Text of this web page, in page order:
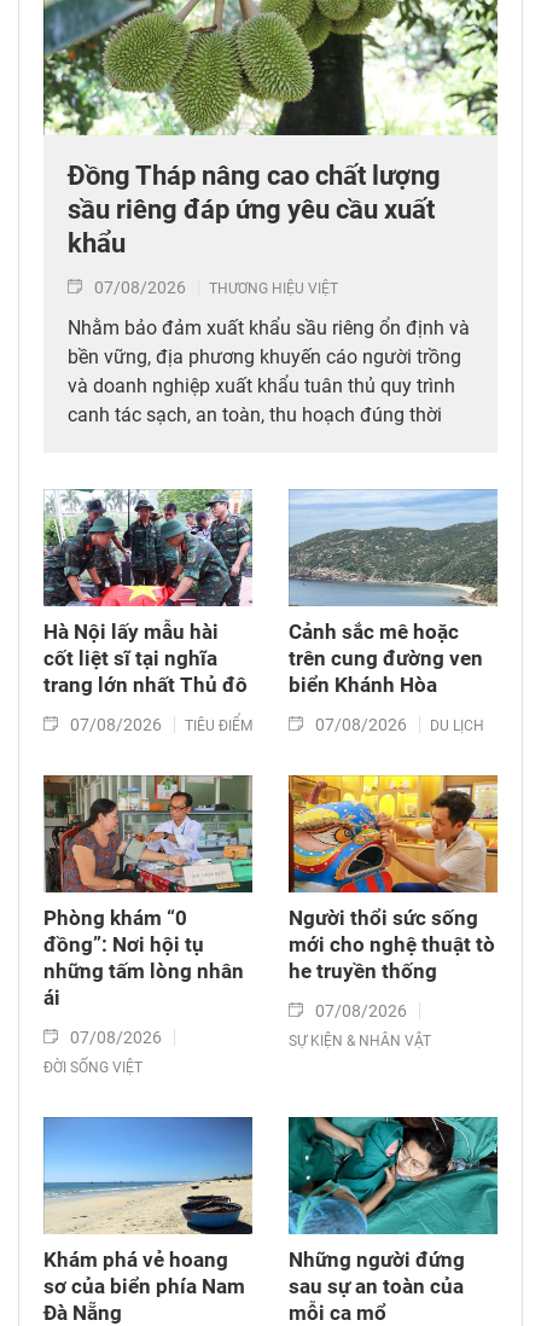
Đồng Tháp nâng cao chất lượng
sầu riêng đáp ứng yêu cầu xuất
khẩu
07/08/2026 THƯƠNG HIỆU VIỆT
Nhằm bảo đảm xuất khẩu sầu riêng ổn định và
bền vững, địa phương khuyến cáo người trồng
và doanh nghiệp xuất khẩu tuân thủ quy trình
canh tác sạch, an toàn, thu hoạch đúng thời
Hà Nội lấy mẫu hài
cốt liệt sĩ tại nghĩa
trang lớn nhất Thủ đô
07/08/2026 TIÊU ĐIỂM
Cảnh sắc mê hoặc
trên cung đường ven
biển Khánh Hòa
07/08/2026 DU LỊCH
Phòng khám “0
đồng”: Nơi hội tụ
những tấm lòng nhân
ái
07/08/2026
ĐỜI SỐNG VIỆT
Người thổi sức sống
mới cho nghệ thuật tò
he truyền thống
07/08/2026
SỰ KIỆN & NHÂN VẬT
Khám phá vẻ hoang
sơ của biển phía Nam
Đà Nẵng
Những người đứng
sau sự an toàn của
mỗi ca mổ